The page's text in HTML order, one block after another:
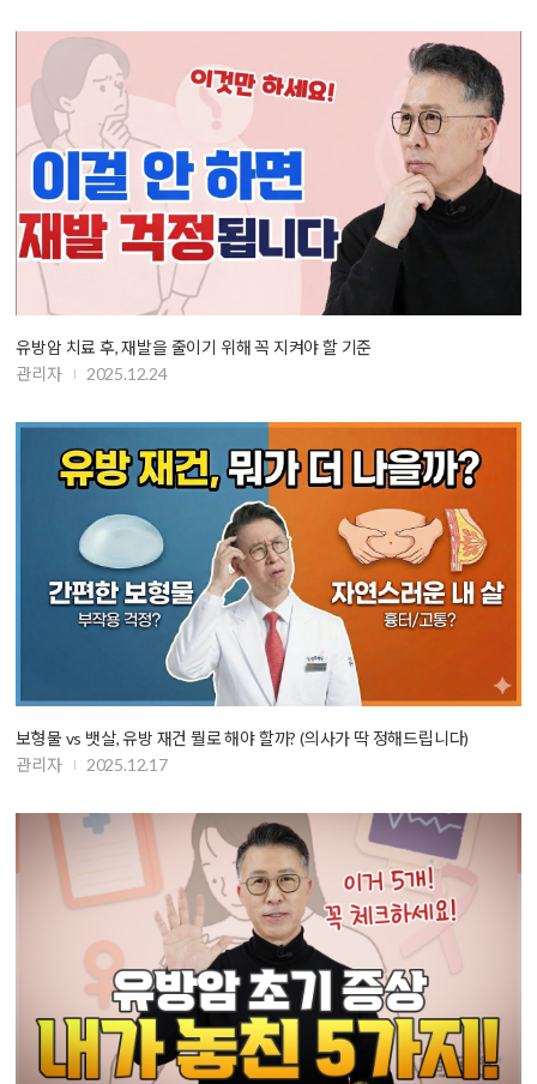
유방암 치료 후, 재발을 줄이기 위해 꼭 지켜야 할 기준
관리자
2025.12.24
보형물 vs 뱃살, 유방 재건 뭘로 해야 할까? (의사가 딱 정해드립니다)
관리자
2025.12.17